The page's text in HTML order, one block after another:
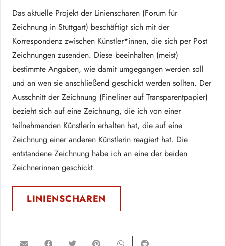
Das aktuelle Projekt der Linienscharen (Forum für
Zeichnung in Stuttgart) beschäftigt sich mit der
Korrespondenz zwischen Künstler*innen, die sich per Post
Zeichnungen zusenden. Diese beeinhalten (meist)
bestimmte Angaben, wie damit umgegangen werden soll
und an wen sie anschließend geschickt werden sollten. Der
Ausschnitt der Zeichnung (Fineliner auf Transparentpapier)
bezieht sich auf eine Zeichnung, die ich von einer
teilnehmenden Künstlerin erhalten hat, die auf eine
Zeichnung einer anderen Künstlerin reagiert hat. Die
entstandene Zeichnung habe ich an eine der beiden
Zeichnerinnen geschickt.
LINIENSCHAREN